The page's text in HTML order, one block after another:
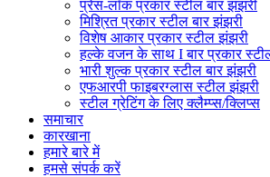
प्रेस-लॉक प्रकार स्टील बार झंझरी
मिश्रित प्रकार स्टील बार झंझरी
विशेष आकार प्रकार स्टील झंझरी
हल्के वजन के साथ I बार प्रकार
भारी शुल्क प्रकार स्टील बार झंझरी
एफआरपी फाइबरग्लास स्टील झंझरी
स्टील ग्रेटिंग के लिए क्लैम्प्स/क्लिप्स
समाचार
कारखाना
हमारे बारे में
हमसे संपर्क करें